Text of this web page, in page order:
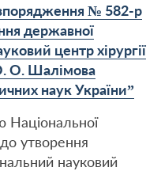
№ 582-р
державної
центр хірургії
О. Шалімова
наук України”
Національної
утворення
науковий